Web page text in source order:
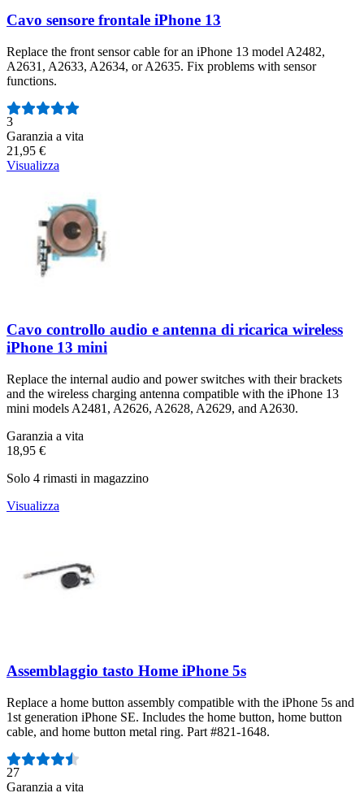
Cavo sensore frontale iPhone 13
Replace the front sensor cable for an iPhone 13 model A2482,
A2631, A2633, A2634, or A2635. Fix problems with sensor
functions.
Numero di recensioni:
3
Garanzia a vita
21,95 €
Visualizza
Cavo controllo audio e antenna di ricarica wireless
iPhone 13 mini
Replace the internal audio and power switches with their brackets
and the wireless charging antenna compatible with the iPhone 13
mini models A2481, A2626, A2628, A2629, and A2630.
Garanzia a vita
18,95 €
Solo 4 rimasti in magazzino
Visualizza
Assemblaggio tasto Home iPhone 5s
Replace a home button assembly compatible with the iPhone 5s and
1st generation iPhone SE. Includes the home button, home button
cable, and home button metal ring. Part #821-1648.
Numero di recensioni:
27
Garanzia a vita